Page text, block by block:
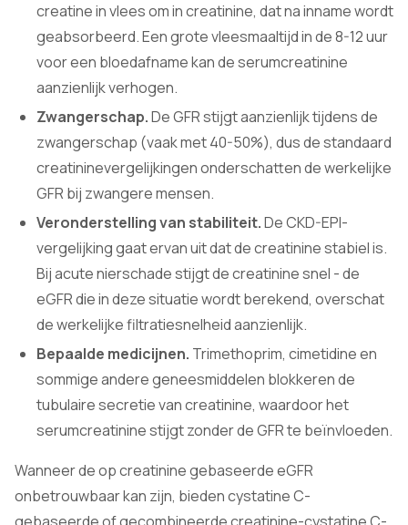
creatine in vlees om in creatinine, dat na inname wordt
geabsorbeerd. Een grote vleesmaaltijd in de 8-12 uur
voor een bloedafname kan de serumcreatinine
aanzienlijk verhogen.
Zwangerschap.De GFR stijgt aanzienlijk tijdens de
zwangerschap (vaak met 40-50%), dus de standaard
creatininevergelijkingen onderschatten de werkelijke
GFR bij zwangere mensen.
Veronderstelling van stabiliteit.De CKD-EPI-
vergelijking gaat ervan uit dat de creatinine stabiel is.
Bij acute nierschade stijgt de creatinine snel - de
eGFR die in deze situatie wordt berekend, overschat
de werkelijke filtratiesnelheid aanzienlijk.
Bepaalde medicijnen. Trimethoprim, cimetidine en
sommige andere geneesmiddelen blokkeren de
tubulaire secretie van creatinine, waardoor het
serumcreatinine stijgt zonder de GFR te beïnvloeden.
Wanneer de op creatinine gebaseerde eGFR
onbetrouwbaar kan zijn, bieden cystatine C-